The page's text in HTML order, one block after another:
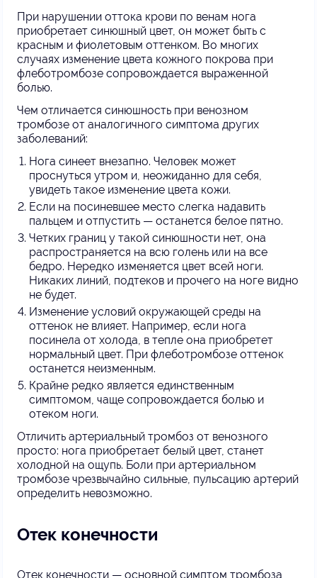
При нарушении оттока крови по венам нога
приобретает синюшный цвет, он может быть с
красным и фиолетовым оттенком. Во многих
случаях изменение цвета кожного покрова при
флеботромбозе сопровождается выраженной
болью.
Чем отличается синюшность при венозном
тромбозе от аналогичного симптома других
заболеваний:
Нога синеет внезапно. Человек может
проснуться утром и, неожиданно для себя,
увидеть такое изменение цвета кожи.
Если на посиневшее место слегка надавить
пальцем и отпустить — останется белое пятно.
Четких границ у такой синюшности нет, она
распространяется на всю голень или на все
бедро. Нередко изменяется цвет всей ноги.
Никаких линий, подтеков и прочего на ноге видно
не будет.
Изменение условий окружающей среды на
оттенок не влияет. Например, если нога
посинела от холода, в тепле она приобретет
нормальный цвет. При флеботромбозе оттенок
останется неизменным.
Крайне редко является единственным
симптомом, чаще сопровождается болью и
отеком ноги.
Отличить артериальный тромбоз от венозного
просто: нога приобретает белый цвет, станет
холодной на ощупь. Боли при артериальном
тромбозе чрезвычайно сильные, пульсацию артерий
определить невозможно.
Отек конечности
Отек конечности — основной симптом тромбоза